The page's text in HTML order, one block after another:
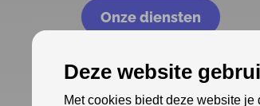
Onze diensten
Deze website
Met cookies biedt deze website